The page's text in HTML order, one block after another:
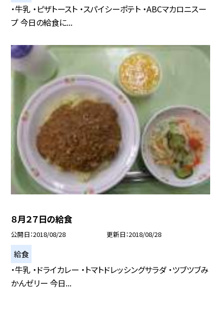
・牛乳 ・ピザトースト ・スパイシーポテト ・ABCマカロニスー
プ 今日の給食に...
８月２７日の給食
公開日 2018/08/28 更新日 2018/08/28
給食
・牛乳 ・ドライカレー ・トマトドレッシングサラダ ・ツブツブみ
かんゼリー 今日...